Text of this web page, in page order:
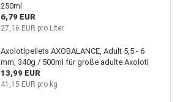
250ml
6,79 EUR
27,16 EUR pro Liter
Axolotlpellets AXOBALANCE, Adult 5,5 - 6
mm, 340g / 500ml für große adulte Axolotl
13,99 EUR
41,15 EUR pro kg